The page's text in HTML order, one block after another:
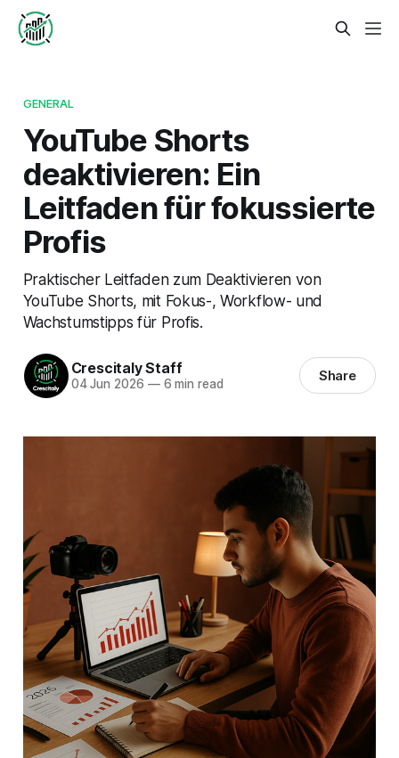
GENERAL
YouTube Shorts
deaktivieren: Ein
Leitfaden für fokussierte
Profis
Praktischer Leitfaden zum Deaktivieren von
YouTube Shorts, mit Fokus-, Workflow- und
Wachstumstipps für Profis.
Crescitaly Staff
04 Jun 2026 —6 min read Share